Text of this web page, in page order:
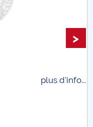
plus d'info...
>